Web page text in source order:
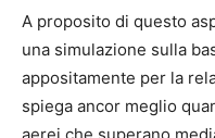
A proposito di questo
una simulazione sulla
appositamente per la
spiega ancor meglio
aerei che superano